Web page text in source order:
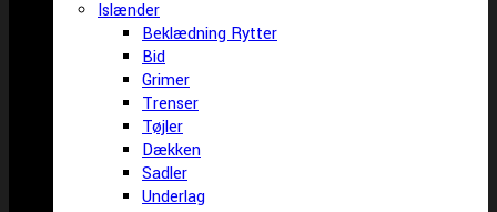
Islænder
Beklædning Rytter
Bid
Grimer
Trenser
Tøjler
Dækken
Sadler
Underlag